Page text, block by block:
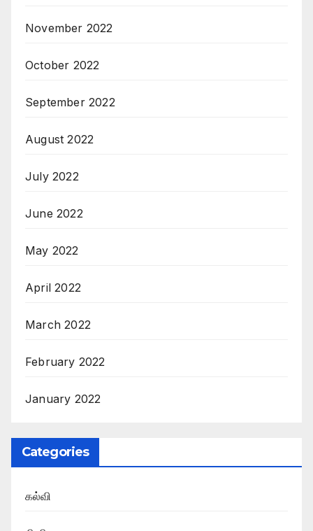
November 2022
October 2022
September 2022
August 2022
July 2022
June 2022
May 2022
April 2022
March 2022
February 2022
January 2022
Categories
கல்வி